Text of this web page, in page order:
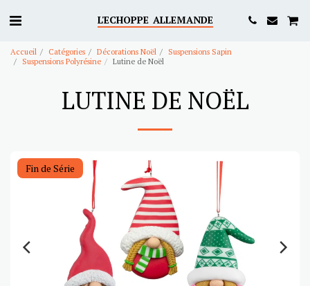
L'ECHOPPE ALLEMANDE
Accueil Catégories Décorations Noël
Suspensions Sapin
Suspensions Polyrésine
Lutine de Noël
LUTINE DE NOËL
Fin de Série